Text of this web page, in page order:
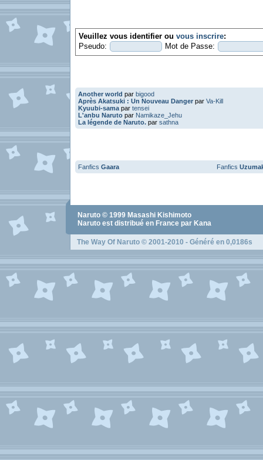
Veuillez vous identifier ou vous inscrire:
Pseudo:
Mot de Passe:
Another world par bigood
Après Akatsuki : Un Nouveau Danger par Va-Kill
Kyuubi-sama par tensei
L'anbu Naruto par Namikaze_Jehu
La légende de Naruto. par sathna
Fanfics Gaara Fanfics
Naruto © 1999 Masashi Kishimoto
Naruto est distribué en France par Kana
The Way Of Naruto © 2001-2010 - Généré en 0,0186s